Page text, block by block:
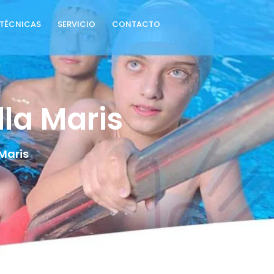
TÉCNICAS SERVICIO CONTACTO
Maris